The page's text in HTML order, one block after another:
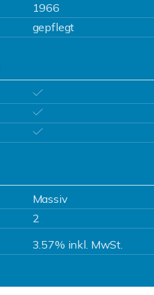
1966
gepflegt
Massiv
2
3.57% inkl. MwSt.